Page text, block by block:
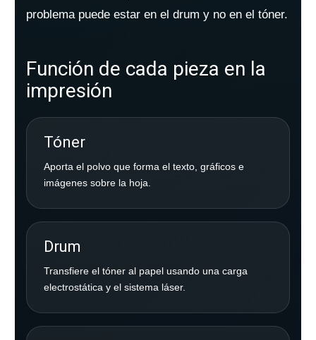
problema puede estar en el drum y no en el tóner.
Función de cada pieza en la
impresión
Tóner
Aporta el polvo que forma el texto, gráficos e
imágenes sobre la hoja.
Drum
Transfiere el tóner al papel usando una carga
electrostática y el sistema láser.